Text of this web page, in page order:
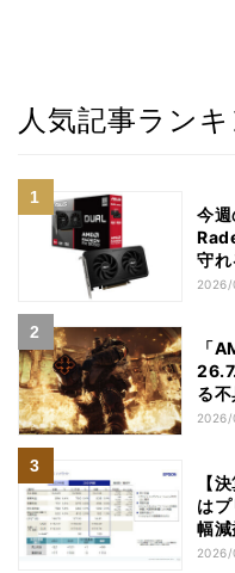
人気記事ラン
今
守れ
2026/
「
る
【
は
幅
2026/